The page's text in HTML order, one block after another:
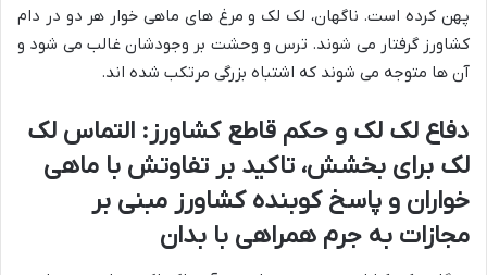
پهن کرده است. ناگهان، لک لک و مرغ های ماهی خوار هر دو در دام
کشاورز گرفتار می شوند. ترس و وحشت بر وجودشان غالب می شود و
آن ها متوجه می شوند که اشتباه بزرگی مرتکب شده اند.
دفاع لک لک و حکم قاطع کشاورز: التماس لک
لک برای بخشش، تاکید بر تفاوتش با ماهی
خواران و پاسخ کوبنده کشاورز مبنی بر
مجازات به جرم همراهی با بدان